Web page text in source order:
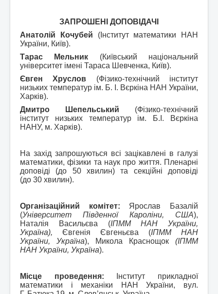
ЗАПРОШЕНІ ДОПОВІДАЧІ
Анатолій Кочубей (Інститут математики НАН
України, Київ).
Тарас Мельник (Київський національний
університет імені Тараса Шевченка, Київ).
Євген Хруслов (Фізико-технічний інститут
низьких температур ім. Б. І. Вєркіна НАН України,
Харків).
Дмитро Шепельський (Фізико-технічний
інститут низьких температур ім. Б.І. Вєркіна
НАНУ, м. Харків).
На захід запрошуються всі зацікавлені в галузі
математики, фізики та наук про життя. Пленарні
доповіді (до 50 хвилин) та секційні доповіді
(до 30 хвилин).
Організаційний комітет: Ярослав Базалій
(Університет Південної Кароліни, США),
Наталія Васильєва (IПMM НАН України,
Україна), Євгенія Євгеньєва (IПMM НАН
України, Україна), Микола Краснощок (IПMM
НАН України, Україна).
Місце проведення: Інститут прикладної
математики і механіки НАН України, вул.